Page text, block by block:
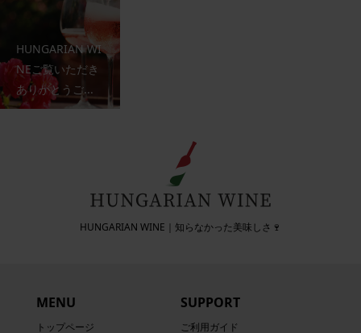
HUNGARIAN WI
NEご覧いただき
ありがとうご...
HUNGARIAN WINE｜知らなかった美味しさ🍷
MENU
トップページ
SUPPORT
ご利用ガイド